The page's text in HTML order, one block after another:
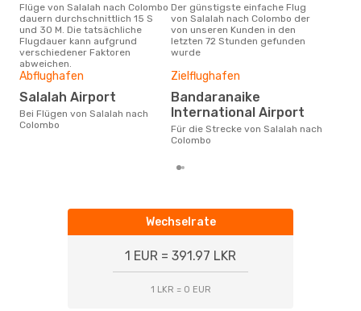
Flüge von Salalah nach Colombo
dauern durchschnittlich 15 S
und 30 M. Die tatsächliche
Flugdauer kann aufgrund
verschiedener Faktoren
abweichen.
Der günstigste einfache Flug
von Salalah nach Colombo der
von unseren Kunden in den
letzten 72 Stunden gefunden
wurde
Abflughafen
Salalah Airport
Bei Flügen von Salalah nach
Colombo
Zielflughafen
Bandaranaike
International Airport
Für die Strecke von Salalah nach
Colombo
Wechselrate
1 EUR = 391.97 LKR
1 LKR = 0 EUR